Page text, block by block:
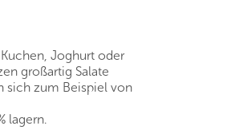
Joghurt oder
großartig Salate
sich zum Beispiel von
lagern.